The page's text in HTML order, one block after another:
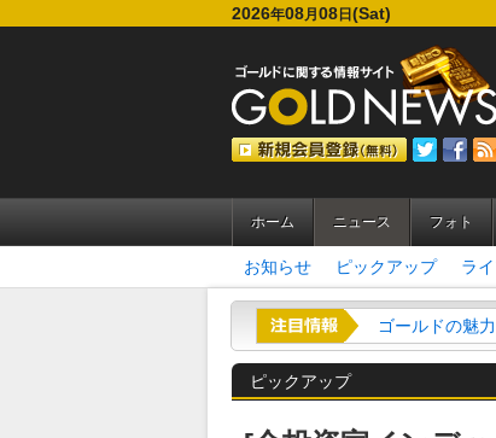
2026年08月 08 日 (Sat)
ホーム ニュース フォト
お知らせ ピックアップ ラ
ゴールドの魅
ピックアップ